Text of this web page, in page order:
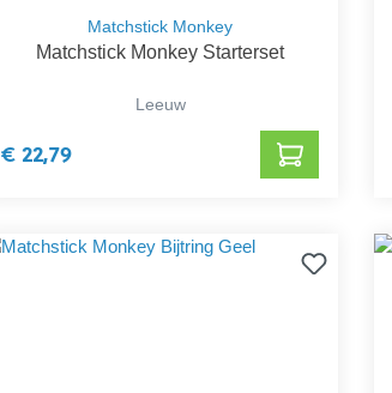
Matchstick Monkey
Matchstick Monkey Starterset
Leeuw
€ 22,79